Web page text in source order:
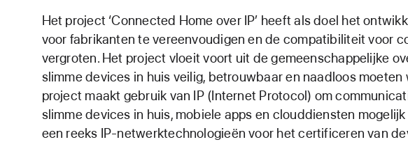
Het project ‘Connected Home over IP’ heeft als doel het
voor fabrikanten te vereenvoudigen en de compatibiliteit voor
vergroten. Het project vloeit voort uit de gemeenschappelijke
slimme devices in huis veilig, betrouwbaar en naadloos moeten
project maakt gebruik van IP (Internet Protocol) om
slimme devices in huis, mobiele apps en clouddiensten
een reeks IP-netwerktechnologieën voor het certificeren van